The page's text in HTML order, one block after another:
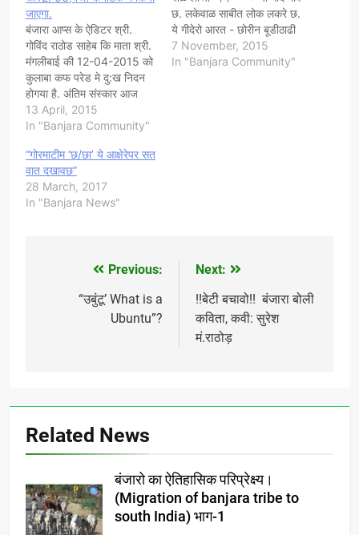
जाएगा.
बंजारा आप्स के ऐडिटर श्री.
गोविंद राठोड साहेब कि माता श्री.
मंगलीबाई की 12-04-2015 को
कुलाबा कफ परेड मे दु:ख निदन
होगया है. अंतिम संस्कार आज
13-04-2015 सोमवार को12.
00,बजे. मुंगीताडा, पो. यगापुर,
जाएगा :|:|:|:|
सौजन्य:- गोर रविराज एस. पवार
स्वयंसेवक गोर बंजारा…
13 April, 2015
In "Banjara Community"
छ. लकेवाळ साबीत लोक लकरे छ.
ये गीदेरो आरत - छोरीन बूडीठाढी
केरी छ, ' आंधार रात छ, तम दीवो
बाळ दीजो.' वसोज लोकून
7 November, 2015
In "Banjara Community"
“गोरमाटीम ‘छ/छा’ ये आक्षेरेपर सत
वात दखावछ”
28 March, 2017
In "Banjara News"
navigation
Previous:
“उबुंटू’ What is a
Ubuntu”?
Next:
​!!बेटी बचावो!! बंजारा बोली
कविता, कवी: सुरेश
मं.राठोड़
Related News
बंजारो का ऐतिहासिक परिप्रेक्ष्य।
(Migration of banjara tribe to
south India) भाग-1